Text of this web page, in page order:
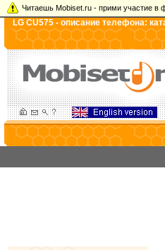
Читаешь Mobiset.ru - прими участие в
LG CU575 - описание телефона: